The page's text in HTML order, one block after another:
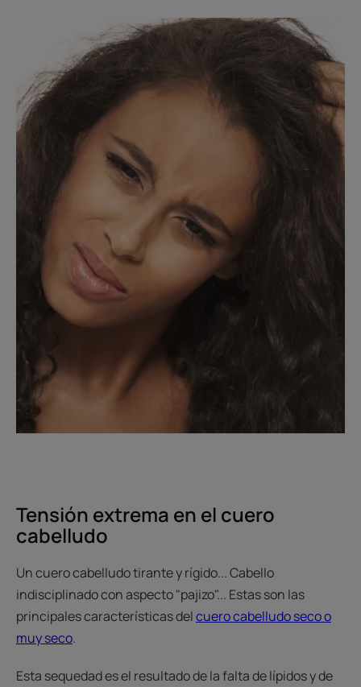
Tensión extrema en el cuero
cabelludo
Un cuero cabelludo tirante y rígido... Cabello
indisciplinado con aspecto "pajizo"... Estas son las
principales características delcuero cabelludo seco o
muy seco.
Esta sequedad es el resultado de la falta de lípidos y de